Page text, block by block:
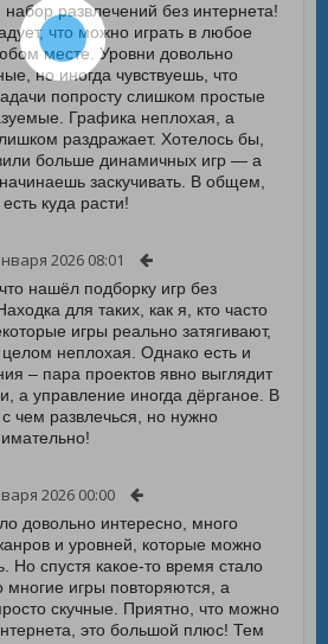
развлечений без интернета!
что можно играть в любое
месте. Уровни довольно
но иногда чувствуешь, что
попросту слишком простые
Графика неплохая, а
раздражает. Хотелось бы,
больше динамичных игр — а
заскучивать. В общем,
куда расти!
2026 08:01
нашёл подборку игр без
для таких, как я, кто часто
игры реально затягивают,
неплохая. Однако есть и
– пара проектов явно выглядит
а управление иногда дёрганое. В
чем развлечься, но нужно
2026 00:00
довольно интересно, много
и уровней, которые можно
Но спустя какое-то время стало
многие игры повторяются, а
скучные. Приятно, что можно
это большой плюс! Тем